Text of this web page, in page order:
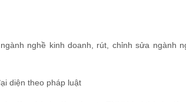
nghề kinh doanh, rút, chỉnh sửa ngành
diện theo pháp luật